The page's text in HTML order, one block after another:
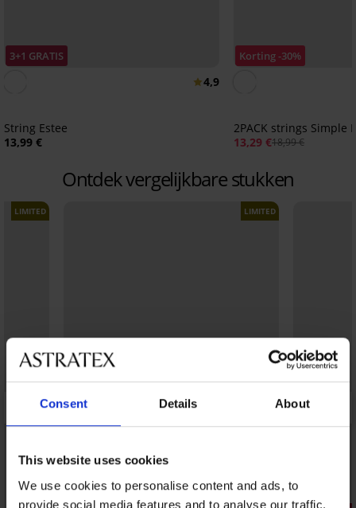
Consent Details About
This website uses cookies
We use cookies to personalise content and ads, to
provide social media features and to analyse our traffic.
3+1 GRATIS
4,9
String Estee
13,99 €
Korting -30%
2PACK strings Simple
13,29 €18,99 €
Ontdek vergelijkbare stukken
LIMITED
1+1 GRATIS
LIMITED